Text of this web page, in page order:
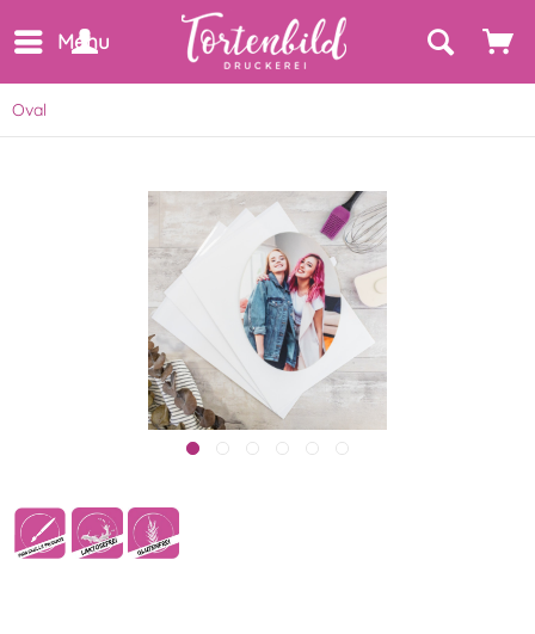
Menu
Oval